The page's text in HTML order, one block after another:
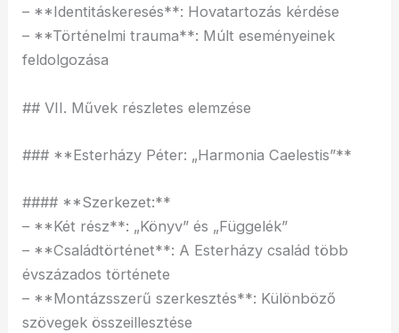
– **Identitáskeresés**: Hovatartozás kérdése
– **Történelmi trauma**: Múlt eseményeinek
feldolgozása
## VII. Művek részletes elemzése
### **Esterházy Péter: „Harmonia Caelestis”**
#### **Szerkezet:**
– **Két rész**: „Könyv” és „Függelék”
– **Családtörténet**: A Esterházy család több
évszázados története
– **Montázsszerű szerkesztés**: Különböző
szövegek összeillesztése